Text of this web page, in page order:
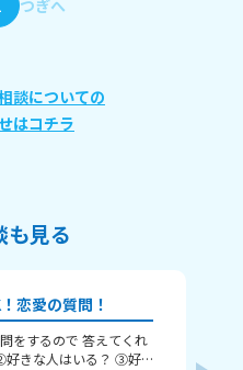
つぎへ
談についての
はコチラ
も見る
恋愛の質問！
をするので 答えてくれ